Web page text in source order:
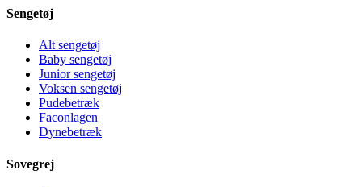
Sengetøj
Alt sengetøj
Baby sengetøj
Junior sengetøj
Voksen sengetøj
Pudebetræk
Faconlagen
Dynebetræk
Sovegrej